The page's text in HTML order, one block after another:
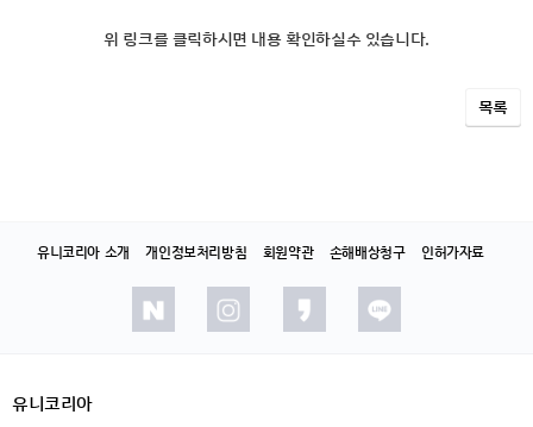
위 링크를 클릭하시면 내용 확인하실수 있습니다.
목록
유니코리아 소개 개인정보처리방침 회원약관 손해배상청구 인허가자료
유니코리아